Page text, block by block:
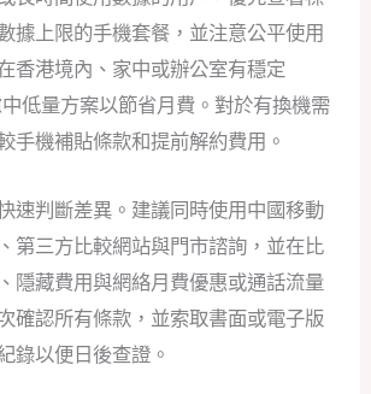
據上限的手機套餐，並注意公平使用
香港境內、家中或辦公室有穩定
低量方案以節省月費。對於有換機需
手機補貼條款和提前解約費用。
速判斷差異。建議同時使用中國移動
第三方比較網站與門市諮詢，並在比
隱藏費用與網絡月費優惠或通話流量
確認所有條款，並索取書面或電子版
錄以便日後查證。